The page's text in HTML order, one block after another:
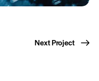
Next Project